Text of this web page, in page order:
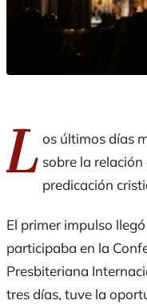
L os últimos días
sobre la
predicación
El primer impulso
participaba en la
Presbiteriana
tres días, tuve la